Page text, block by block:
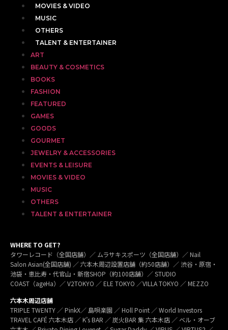
MOVIES & VIDEO
MUSIC
OTHERS
TALENT & ENTERTAINER
ART
BEAUTY & COSMETICS
BOOKS
FASHION
FEATURED
GAMES
GOODS
GOURMET
JEWELRY & ACCESSORIES
EVENTS & LEISURE
MOVIES & VIDEO
MUSIC
OTHERS
TALENT & ENTERTAINER
WHERE TO GET?
タワーレコード（全国店舗）／ ムラサキスポーツ（全国店舗）／ Nail
Salon Asian(全国店舗) ／ 六本木周辺設置店舗（約50店舗）／ 渋谷・原宿・
池袋・恵比寿・代官山・新宿SHOP（約100店舗）／ STUDIO
COAST（ageHa）／ V2TOKYO ／ ELE TOKYO ／VILLA TOKYO ／ MEZZO
六本木周辺店舗
TRIPLE TWENTY ／ PinkX／ 島唄楽園 ／ Holl Point ／ World Investors
TRAVEL CAFÉ 六本木店 ／ K’s BAR ／ 炭火BAR 集 六本木店 ／ ベル・オーブ